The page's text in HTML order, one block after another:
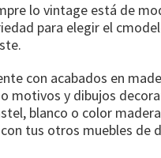
lo vintage está de
para elegir el
con acabados en
motivos y dibujos
blanco o color
tus otros muebles de